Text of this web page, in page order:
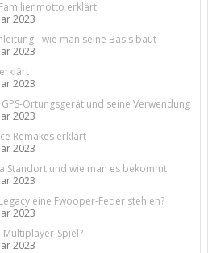
erklärt
2023
- wie man seine Basis baut
2023
2023
Ortungsgerät und seine Verwendung
2023
Remakes erklärt
2023
Standort und wie man es bekommt
2023
eine Fwooper-Feder stehlen?
2023
Spiel?
2023